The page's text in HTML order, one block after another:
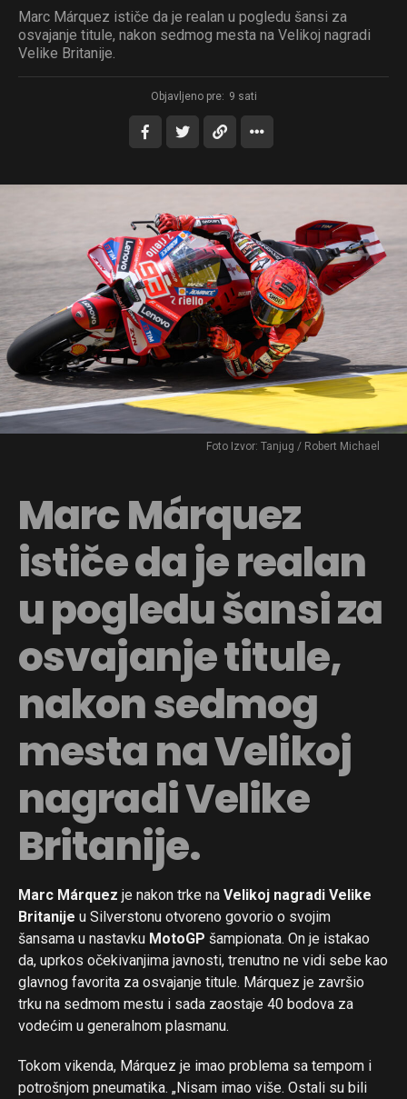
Marc Márquez ističe da je realan u pogledu šansi za
osvajanje titule, nakon sedmog mesta na Velikoj nagradi
Velike Britanije.
Objavljeno pre: 9 sati
Foto Izvor: Tanjug / Robert Michael
Marc Márquez
ističe da je realan
u pogledu šansi za
osvajanje titule,
nakon sedmog
mesta na Velikoj
nagradi Velike
Britanije.
Marc Márquez je nakon trke na Velikoj nagradi Velike
Britanije u Silverstonu otvoreno govorio o svojim
šansama u nastavku MotoGP šampionata. On je istakao
da, uprkos očekivanjima javnosti, trenutno ne vidi sebe kao
glavnog favorita za osvajanje titule. Márquez je završio
trku na sedmom mestu i sada zaostaje 40 bodova za
vodećim u generalnom plasmanu.
Tokom vikenda, Márquez je imao problema sa tempom i
potrošnjom pneumatika. „Nisam imao više. Ostali su bili